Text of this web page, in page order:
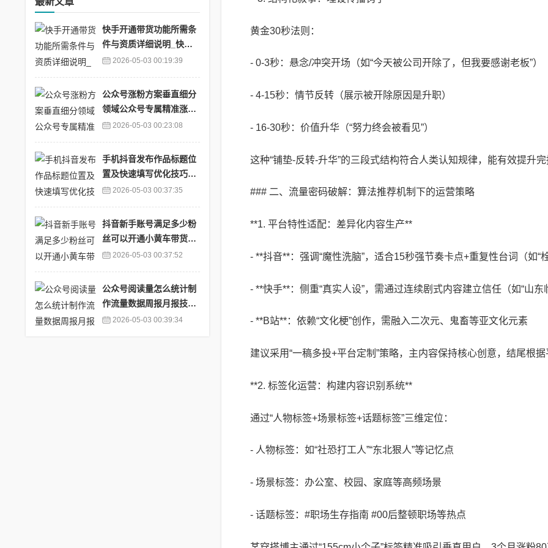
快手开通带货功能所需条
件与资质详细说明_快手
带货有要求吗
2026-05-03 00:19:39
公众号涨粉方案垂直细分
领域公众号专属精准涨粉
策划方案_公众号涨粉攻
2026-05-03 00:23:08
手机抖音发布作品标题位
置及快速填写优化技巧教
程_抖音发布作品标题适
2026-05-03 00:37:35
抖音新手账号满足多少粉
丝可以开通小黄车带货权
限_抖音需要多少粉丝才
2026-05-03 00:37:52
公众号阅读量怎么统计制
作流量数据周报月报技巧
_公众号文章阅读量统计
2026-05-03 00:39:34
黄金30秒法则：
- 0-3秒：悬念/冲突开场（如“今天被公司开除了，但我要感谢老板”）
- 4-15秒：情节反转（展示被开除原因是升职）
- 16-30秒：价值升华（“努力终会被看见”）
这种“铺垫-反转-升华”的三段式结构符合人类认知规律，能有效提升
### 二、流量密码破解：算法推荐机制下的运营策略
**1. 平台特性适配：差异化内容生产**
- **抖音**：强调“魔性洗脑”，适合15秒强节奏卡点+重复性台词（如“
- **快手**：侧重“真实人设”，需通过连续剧式内容建立信任（如“山东
- **B站**：依赖“文化梗”创作，需融入二次元、鬼畜等亚文化元素
建议采用“一稿多投+平台定制”策略，主内容保持核心创意，结尾根
**2. 标签化运营：构建内容识别系统**
通过“人物标签+场景标签+话题标签”三维定位：
- 人物标签：如“社恐打工人”“东北狠人”等记忆点
- 场景标签：办公室、校园、家庭等高频场景
- 话题标签：#职场生存指南 #00后整顿职场等热点